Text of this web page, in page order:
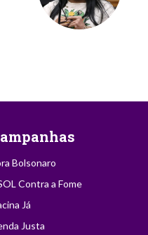
Bolsonaro
Contra a Fome
Já
Justa